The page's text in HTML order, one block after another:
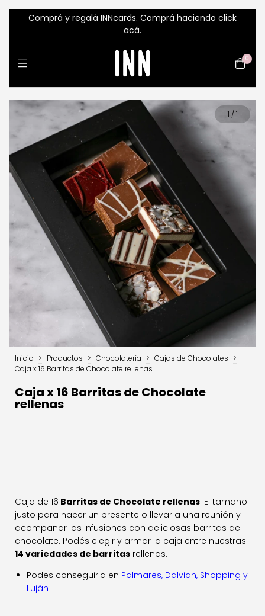
Comprá y regalá INNcards. Comprá haciendo click
acá.
0
1 /1
Inicio > Productos > Chocolatería > Cajas de Chocolates >
Caja x 16 Barritas de Chocolate rellenas
Caja x 16 Barritas de Chocolate
rellenas
Caja de 16 Barritas de Chocolate rellenas. El tamaño
justo para hacer un presente o llevar a una reunión y
acompañar las infusiones con deliciosas barritas de
chocolate. Podés elegir y armar la caja entre nuestras
14 variedades de barritas rellenas.
Podes conseguirla en Palmares, Dalvian, Shopping y
Luján